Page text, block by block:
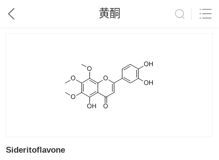
黄酮
Sideritoflavone